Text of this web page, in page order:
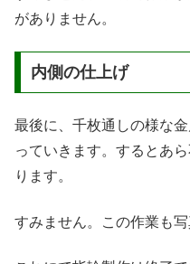
がありません。
内側の仕上げ
最後に、千枚通しの様な
っていきます。するとあ
ります。
すみません。この作業も写